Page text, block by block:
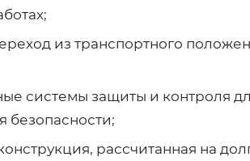
из транспортного
системы защиты и контроля
безопасности;
рассчитанная на